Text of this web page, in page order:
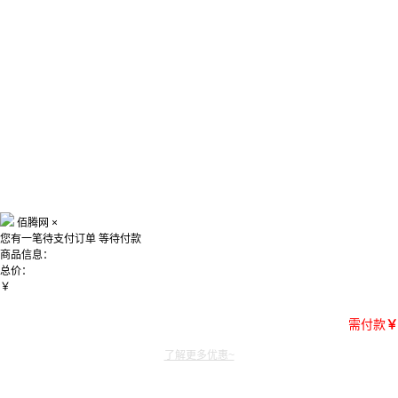
佰腾网 ×
您有一笔待支付订单 等待付款
商品信息：
总价：
￥
需付款￥
了解更多优惠~